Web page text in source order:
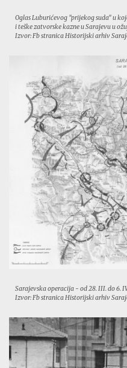
Oglas Luburićevog "prijekog suda" u
i teške zatvorske kazne u Sarajevu u
Izvor: Fb stranica Historijski arhiv
Sarajevska operacija - od 28. III. do 6.
Izvor: Fb stranica Historijski arhiv